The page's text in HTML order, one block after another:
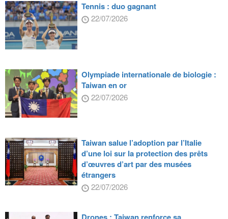
Tennis : duo gagnant
22/07/2026
Olympiade internationale de biologie :
Taiwan en or
22/07/2026
Taiwan salue l’adoption par l’Italie
d’une loi sur la protection des prêts
d’œuvres d’art par des musées
étrangers
22/07/2026
Drones : Taiwan renforce sa